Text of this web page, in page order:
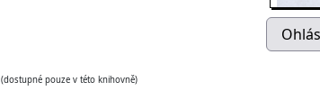
(dostupné pouze v této knihovně)